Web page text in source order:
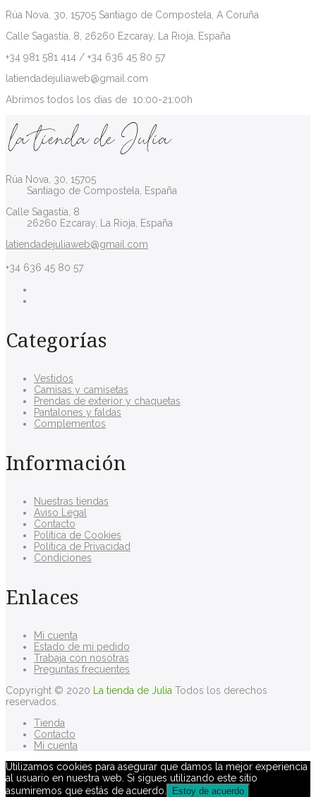
Rúa Nova, 30, 15705 Santiago de Compostela, A Coruña
Calle Sagastía, 8, 26260 Ezcaray, La Rioja, España
+34 981 581 414 / +34 636 45 80 57
latiendadejuliaweb@gmail.com
Abrimos todos los días de 10:00-21:00h
Rúa Nova, 30, 15705
Santiago de Compostela, España
Calle Sagastía, 8
26260 Ezcaray, La Rioja, España
latiendadejuliaweb@gmail.com
+34 636 45 80 57
Categorías
Vestidos
Camisas y camisetas
Prendas de exterior y chaquetas
Pantalones y faldas
Complementos
Información
Nuestras tiendas
Aviso Legal
Contacto
Política de Cookies
Política de Privacidad
Condiciones
Enlaces
Mi cuenta
Estado de mi pedido
Trabaja con nosotras
Preguntas frecuentes
Copyright © 2020
La tienda de Julia Todos los derechos
reservados.
Tienda
Contacto
Mi cuenta
Utilizamos cookies para asegurar que damos la mejor experiencia
al usuario en nuestra web. Si sigues utilizando este sitio
asumiremos que estás de acuerdo.
Estoy de acuerdo